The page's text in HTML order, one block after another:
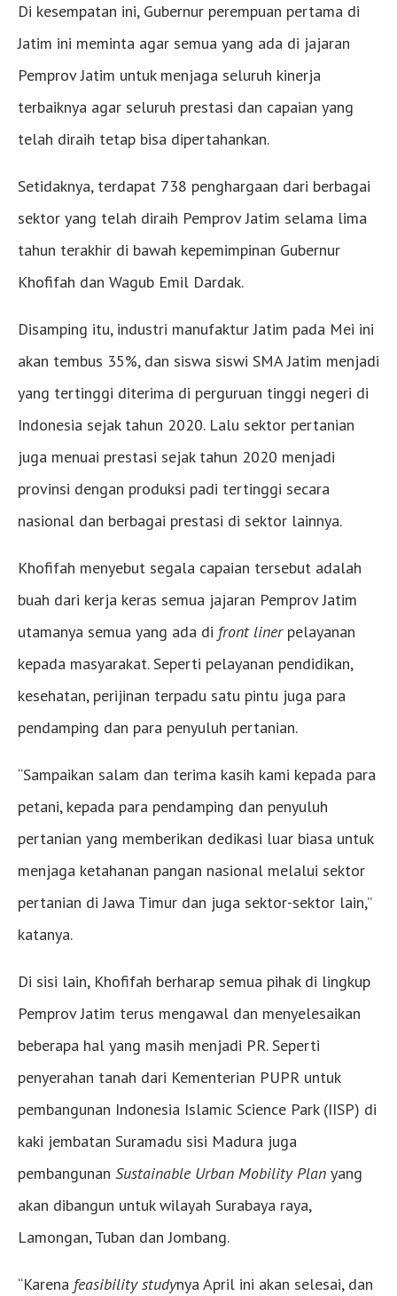
Di kesempatan ini, Gubernur perempuan pertama di
Jatim ini meminta agar semua yang ada di jajaran
Pemprov Jatim untuk menjaga seluruh kinerja
terbaiknya agar seluruh prestasi dan capaian yang
telah diraih tetap bisa dipertahankan.
Setidaknya, terdapat 738 penghargaan dari berbagai
sektor yang telah diraih Pemprov Jatim selama lima
tahun terakhir di bawah kepemimpinan Gubernur
Khofifah dan Wagub Emil Dardak.
Disamping itu, industri manufaktur Jatim pada Mei ini
akan tembus 35%, dan siswa siswi SMA Jatim menjadi
yang tertinggi diterima di perguruan tinggi negeri di
Indonesia sejak tahun 2020. Lalu sektor pertanian
juga menuai prestasi sejak tahun 2020 menjadi
provinsi dengan produksi padi tertinggi secara
nasional dan berbagai prestasi di sektor lainnya.
Khofifah menyebut segala capaian tersebut adalah
buah dari kerja keras semua jajaran Pemprov Jatim
utamanya semua yang ada di front linerpelayanan
kepada masyarakat. Seperti pelayanan pendidikan,
kesehatan, perijinan terpadu satu pintu juga para
pendamping dan para penyuluh pertanian.
“Sampaikan salam dan terima kasih kami kepada para
petani, kepada para pendamping dan penyuluh
pertanian yang memberikan dedikasi luar biasa untuk
menjaga ketahanan pangan nasional melalui sektor
pertanian di Jawa Timur dan juga sektor-sektor lain,”
katanya.
Di sisi lain, Khofifah berharap semua pihak di lingkup
Pemprov Jatim terus mengawal dan menyelesaikan
beberapa hal yang masih menjadi PR. Seperti
penyerahan tanah dari Kementerian PUPR untuk
pembangunan Indonesia Islamic Science Park (IISP) di
kaki jembatan Suramadu sisi Madura juga
pembangunan Sustainable Urban Mobility Plan yang
akan dibangun untuk wilayah Surabaya raya,
Lamongan, Tuban dan Jombang.
“Karena feasibility studynya April ini akan selesai, dan